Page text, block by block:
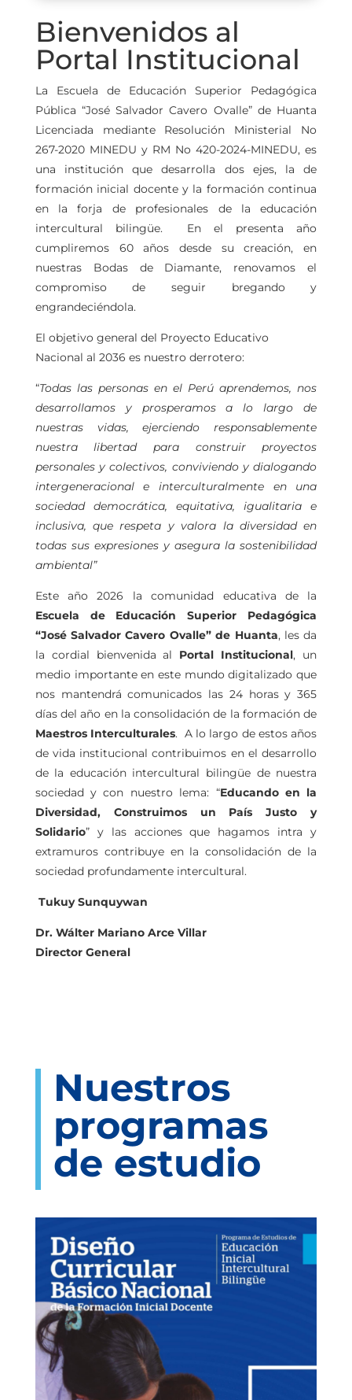
Bienvenidos al
Portal Institucional
La Escuela de Educación Superior Pedagógica
Pública “José Salvador Cavero Ovalle” de Huanta
Licenciada mediante Resolución Ministerial No
267-2020 MINEDU y RM No 420-2024-MINEDU, es
una institución que desarrolla dos ejes, la de
formación inicial docente y la formación continua
en la forja de profesionales de la educación
intercultural bilingüe. En el presenta año
cumpliremos 60 años desde su creación, en
nuestras Bodas de Diamante, renovamos el
compromiso de seguir bregando y
engrandeciéndola.
El objetivo general del Proyecto Educativo
Nacional al 2036 es nuestro derrotero:
“Todas las personas en el Perú aprendemos, nos
desarrollamos y prosperamos a lo largo de
nuestras vidas, ejerciendo responsablemente
nuestra libertad para construir proyectos
personales y colectivos, conviviendo y dialogando
intergeneracional e interculturalmente en una
sociedad democrática, equitativa, igualitaria e
inclusiva, que respeta y valora la diversidad en
todas sus expresiones y asegura la sostenibilidad
ambiental”
Este año 2026 la comunidad educativa de la
Escuela de Educación Superior Pedagógica
“José Salvador Cavero Ovalle” de Huanta, les da
la cordial bienvenida al Portal Institucional, un
medio importante en este mundo digitalizado que
nos mantendrá comunicados las 24 horas y 365
días del año en la consolidación de la formación de
Maestros Interculturales. A lo largo de estos años
de vida institucional contribuimos en el desarrollo
de la educación intercultural bilingüe de nuestra
sociedad y con nuestro lema: “Educando en la
Diversidad, Construimos un País Justo y
Solidario” y las acciones que hagamos intra y
extramuros contribuye en la consolidación de la
sociedad profundamente intercultural.
Tukuy Sunquywan
Dr. Wálter Mariano Arce Villar
Director General
Nuestros
programas
de estudio